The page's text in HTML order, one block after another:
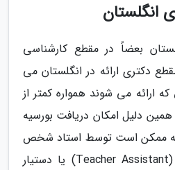
انگلستان
بعضاً در مقطع کارشناسی
دکتری ارائه در انگلستان می
ارائه می شوند همواره کمتر از
دلیل امکان دریافت بورسیه
ممکن است توسط استاد شخص
در قالب دستیار تدریس (Teacher Assistant) یا دستیار